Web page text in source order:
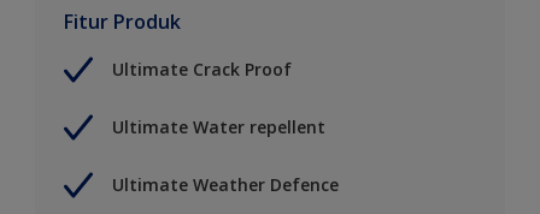
Fitur Produk
Ultimate Crack Proof
Ultimate Water repellent
Ultimate Weather Defence